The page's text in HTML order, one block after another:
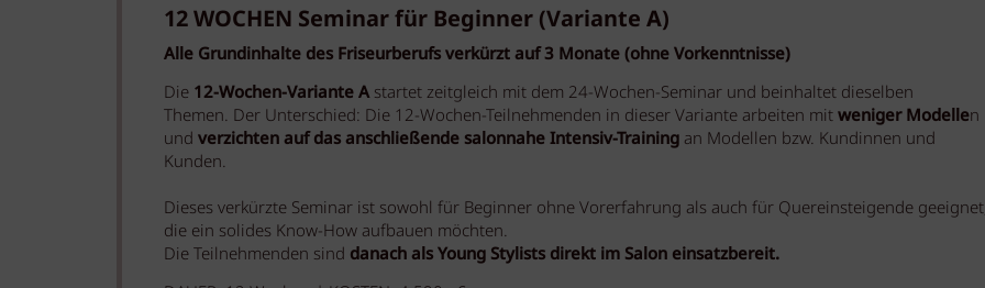
12 WOCHEN Seminar für Beginner(Variante A)
Alle Grundinhalte des Friseurberufs verkürzt auf 3 Monate (ohne Vorkenntnisse)
Die 12-Wochen-Variante Astartet zeitgleich mit dem 24-Wochen-Seminar und beinhaltet dieselben
Themen. Der Unterschied: Die 12-Wochen-Teilnehmenden in dieser Variante arbeiten mitweniger Modellen
undverzichten auf das anschließende salonnahe Intensiv-Training an Modellen bzw. Kundinnen und
Kunden.
Dieses verkürzte Seminar ist sowohl für Beginner ohne Vorerfahrung als auch für Quereinsteigende
die ein solides Know-How aufbauen möchten.
Die Teilnehmenden sind danach als Young Stylists direkt im Salon einsatzbereit.